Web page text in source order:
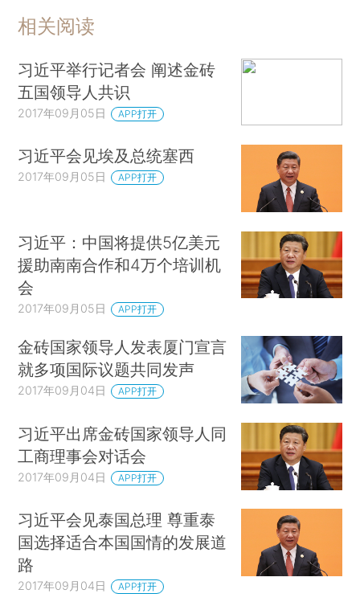
相关阅读
习近平举行记者会 阐述金砖
五国领导人共识
2017年09月05日 APP打开
习近平会见埃及总统塞西
2017年09月05日 APP打开
习近平：中国将提供5亿美元
援助南南合作和4万个培训机
会
2017年09月05日 APP打开
金砖国家领导人发表厦门宣言
就多项国际议题共同发声
2017年09月04日 APP打开
习近平出席金砖国家领导人同
工商理事会对话会
2017年09月04日 APP打开
习近平会见泰国总理 尊重泰
国选择适合本国国情的发展道
路
2017年09月04日 APP打开